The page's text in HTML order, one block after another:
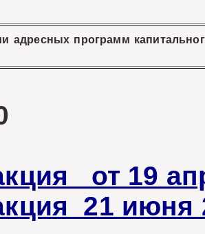
адресных программ
от 19
21